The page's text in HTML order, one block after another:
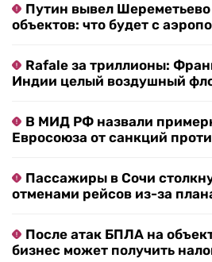
Путин вывел Шереметьево
объектов: что будет с
Rafale за триллионы:
Индии целый воздушный
В МИД РФ назвали
Евросоюза от санкций
Пассажиры в Сочи
отменами рейсов из-за
После атак БПЛА на
бизнес может получить